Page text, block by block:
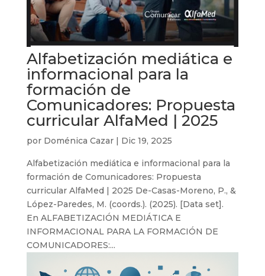
Alfabetización mediática e
informacional para la
formación de
Comunicadores: Propuesta
curricular AlfaMed | 2025
por Doménica Cazar| Dic 19, 2025
Alfabetización mediática e informacional para la
formación de Comunicadores: Propuesta
curricular AlfaMed | 2025 De-Casas-Moreno, P., &
López-Paredes, M. (coords.). (2025). [Data set].
En ALFABETIZACIÓN MEDIÁTICA E
INFORMACIONAL PARA LA FORMACIÓN DE
COMUNICADORES:...